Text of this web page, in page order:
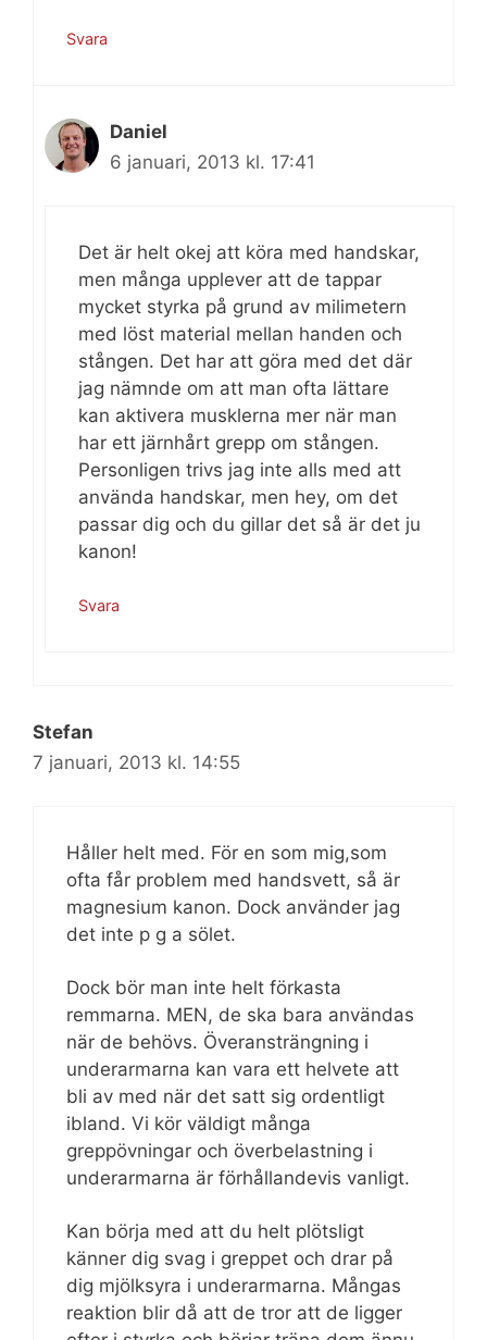
Svara
Daniel
6 januari, 2013 kl. 17:41
Det är helt okej att köra med handskar,
men många upplever att de tappar
mycket styrka på grund av milimetern
med löst material mellan handen och
stången. Det har att göra med det där
jag nämnde om att man ofta lättare
kan aktivera musklerna mer när man
har ett järnhårt grepp om stången.
Personligen trivs jag inte alls med att
använda handskar, men hey, om det
passar dig och du gillar det så är det ju
kanon!
Svara
Stefan
7 januari, 2013 kl. 14:55
Håller helt med. För en som mig,som
ofta får problem med handsvett, så är
magnesium kanon. Dock använder jag
det inte p g a sölet.
Dock bör man inte helt förkasta
remmarna. MEN, de ska bara användas
när de behövs. Överansträngning i
underarmarna kan vara ett helvete att
bli av med när det satt sig ordentligt
ibland. Vi kör väldigt många
greppövningar och överbelastning i
underarmarna är förhållandevis vanligt.
Kan börja med att du helt plötsligt
känner dig svag i greppet och drar på
dig mjölksyra i underarmarna. Mångas
reaktion blir då att de tror att de ligger